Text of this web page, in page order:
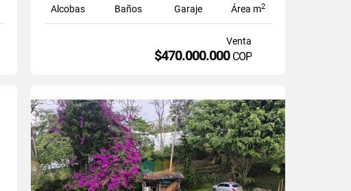
Alcobas Baños Garaje Área m2
Venta
$470.000.000 COP